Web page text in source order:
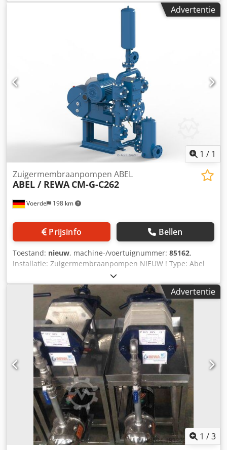
Hbsx Anksr Motor: 5,5 KW, 400 V, 50 Hz, 1500 rpm, externe
ventilator : Andere accessoires: FU inverter ... Advertentie
1 / 1
Voerde 198 km
Zuigermembraanpompen ABEL
ABEL / REWA CM-G-C262
Prijsinfo Bellen
Toestand: nieuw, machine-/voertuignummer: 85162,
Installatie: Zuigermembraanpompen NIEUW ! Type: Abel
CM-G-C262 Dodpfx Ansd E S Scskekr Vermogen: 10 m³/h
Druk: 15 bar Motor: 5,5 KW, 400 V, 50 Hz, 1500 rpm,
externe ventilator : Andere accessoires: FU inverter ...
Advertentie
1 /3